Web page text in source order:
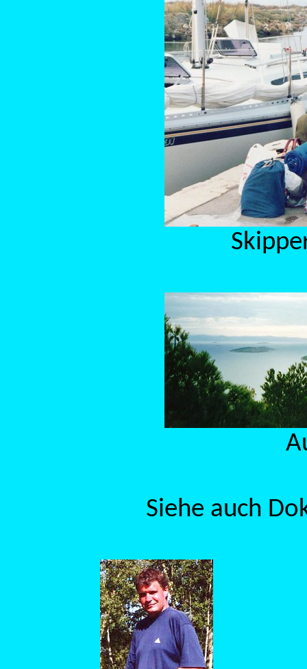
Siehe auch